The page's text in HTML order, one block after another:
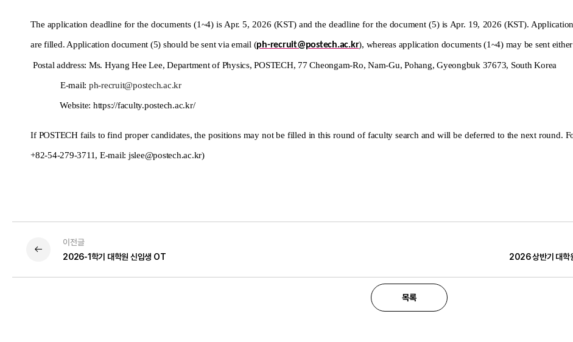
The application deadline for the documents (1~4) is Apr. 5, 2026 (KST) and the deadline for the document (5) is Apr. 19, 2026 (KST).
are filled. Application document (5) should be sent via email (ph-recruit@postech.ac.kr), whereas application documents (1~4) may be sent
Postal address: Ms. Hyang Hee Lee, Department of Physics, POSTECH, 77 Cheongam-Ro, Nam-Gu, Pohang, Gyeongbuk 37673, South Korea
E-mail: ph-recruit@postech.ac.kr
Website: https://faculty.postech.ac.kr/
If POSTECH fails to find proper candidates, the positions may not be filled in this round of faculty search and will be deferred to the next round.
+82-54-279-3711, E-mail: jslee@postech.ac.kr)
이전글
2026-1학기 대학원 신입생 OT
2026 상반기 대학
목록